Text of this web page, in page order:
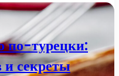
по-турецки:
и секреты